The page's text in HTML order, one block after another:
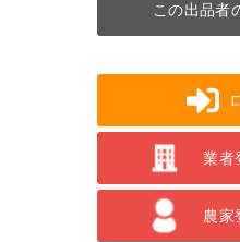
この出品者
業者
農家